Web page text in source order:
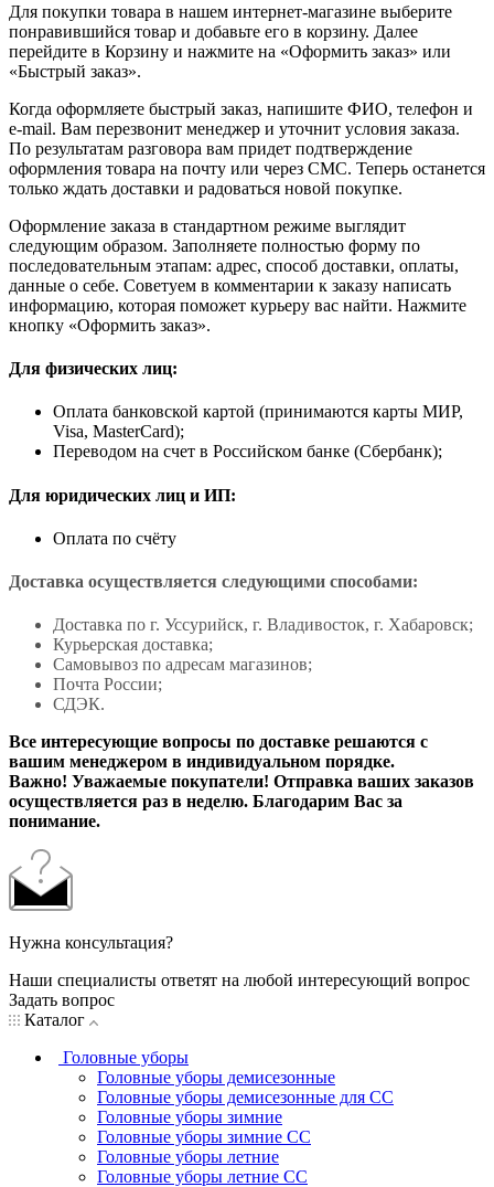
Для покупки товара в нашем интернет-магазине выберите
понравившийся товар и добавьте его в корзину. Далее
перейдите в Корзину и нажмите на «Оформить заказ» или
«Быстрый заказ».
Когда оформляете быстрый заказ, напишите ФИО, телефон и
e-mail. Вам перезвонит менеджер и уточнит условия заказа.
По результатам разговора вам придет подтверждение
оформления товара на почту или через СМС. Теперь останется
только ждать доставки и радоваться новой покупке.
Оформление заказа в стандартном режиме выглядит
следующим образом. Заполняете полностью форму по
последовательным этапам: адрес, способ доставки, оплаты,
данные о себе. Советуем в комментарии к заказу написать
информацию, которая поможет курьеру вас найти. Нажмите
кнопку «Оформить заказ».
Для физических лиц:
Оплата банковской картой (принимаются карты МИР,
Visa, MasterCard);
Переводом на счет в Российском банке (Сбербанк);
Для юридических лиц и ИП:
Оплата по счёту
Доставка осуществляется следующими способами:
Доставка по г. Уссурийск, г. Владивосток, г. Хабаровск;
Курьерская доставка;
Самовывоз по адресам магазинов;
Почта России;
СДЭК.
Все интересующие вопросы по доставке решаются с
вашим менеджером в индивидуальном порядке.
Важно! Уважаемые покупатели! Отправка ваших заказов
осуществляется раз в неделю. Благодарим Вас за
понимание.
Нужна консультация?
Наши специалисты ответят на любой интересующий вопрос
Задать вопрос
Каталог
Головные уборы
Головные уборы демисезонные
Головные уборы демисезонные для СС
Головные уборы зимние
Головные уборы зимние СС
Головные уборы летние
Головные уборы летние СС